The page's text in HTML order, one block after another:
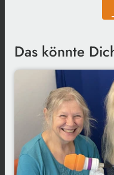
Das könnte